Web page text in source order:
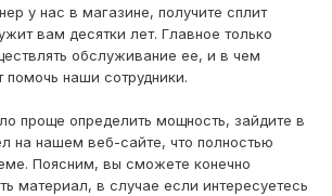
у нас в магазине, получите сплит
вам десятки лет. Главное только
обслуживание ее, и в чем
наши сотрудники.
проще определить мощность, зайдите в
на нашем веб-сайте, что полностью
Поясним, вы сможете конечно
материал, в случае если интересуетесь